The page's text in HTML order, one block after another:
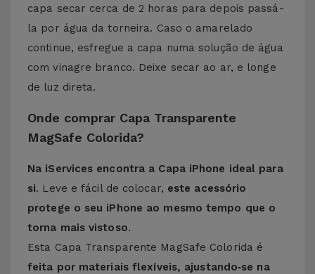
capa secar cerca de 2 horas para depois passá-
la por água da torneira. Caso o amarelado
continue, esfregue a capa numa solução de água
com vinagre branco. Deixe secar ao ar, e longe
de luz direta.
Onde comprar Capa Transparente
MagSafe Colorida?
Na iServices encontra a Capa iPhone ideal para
si. Leve e fácil de colocar, este acessório
protege o seu iPhone ao mesmo tempo que o
torna mais vistoso.
Esta Capa Transparente MagSafe Colorida é
feita por materiais flexíveis, ajustando‑se na